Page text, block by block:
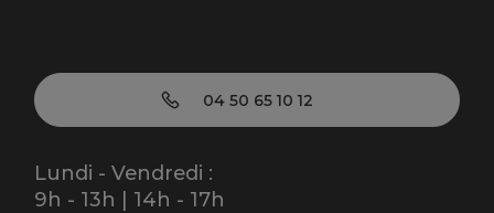
04 50 65 10 12
Lundi - Vendredi :
9h - 13h | 14h - 17h